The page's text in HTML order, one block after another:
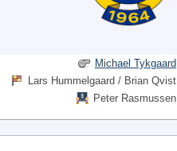
Michael Tykgaard
Lars Hummelgaard / Brian Qvist
Peter Rasmussen